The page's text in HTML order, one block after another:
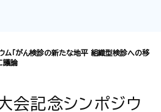
ム「がん検診の新たな地平 組織型検診への移
議論
会記念シンポジウ